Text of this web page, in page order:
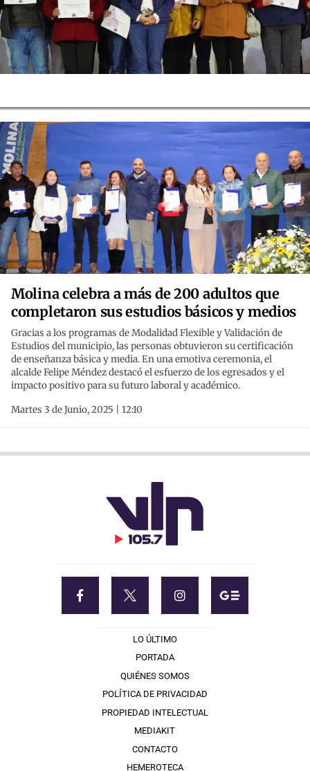
Molina celebra a más de 200 adultos que
completaron sus estudios básicos y medios
Gracias a los programas de Modalidad Flexible y Validación de
Estudios del municipio, las personas obtuvieron su certificación
de enseñanza básica y media. En una emotiva ceremonia, el
alcalde Felipe Méndez destacó el esfuerzo de los egresados y el
impacto positivo para su futuro laboral y académico.
Martes 3 de Junio, 2025 | 12:10
LO ÚLTIMO
PORTADA
QUIÉNES SOMOS
POLÍTICA DE PRIVACIDAD
PROPIEDAD INTELECTUAL
MEDIAKIT
CONTACTO
HEMEROTECA